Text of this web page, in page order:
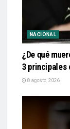
NACIONAL
¿De qué
3 principales
8 agosto, 2026